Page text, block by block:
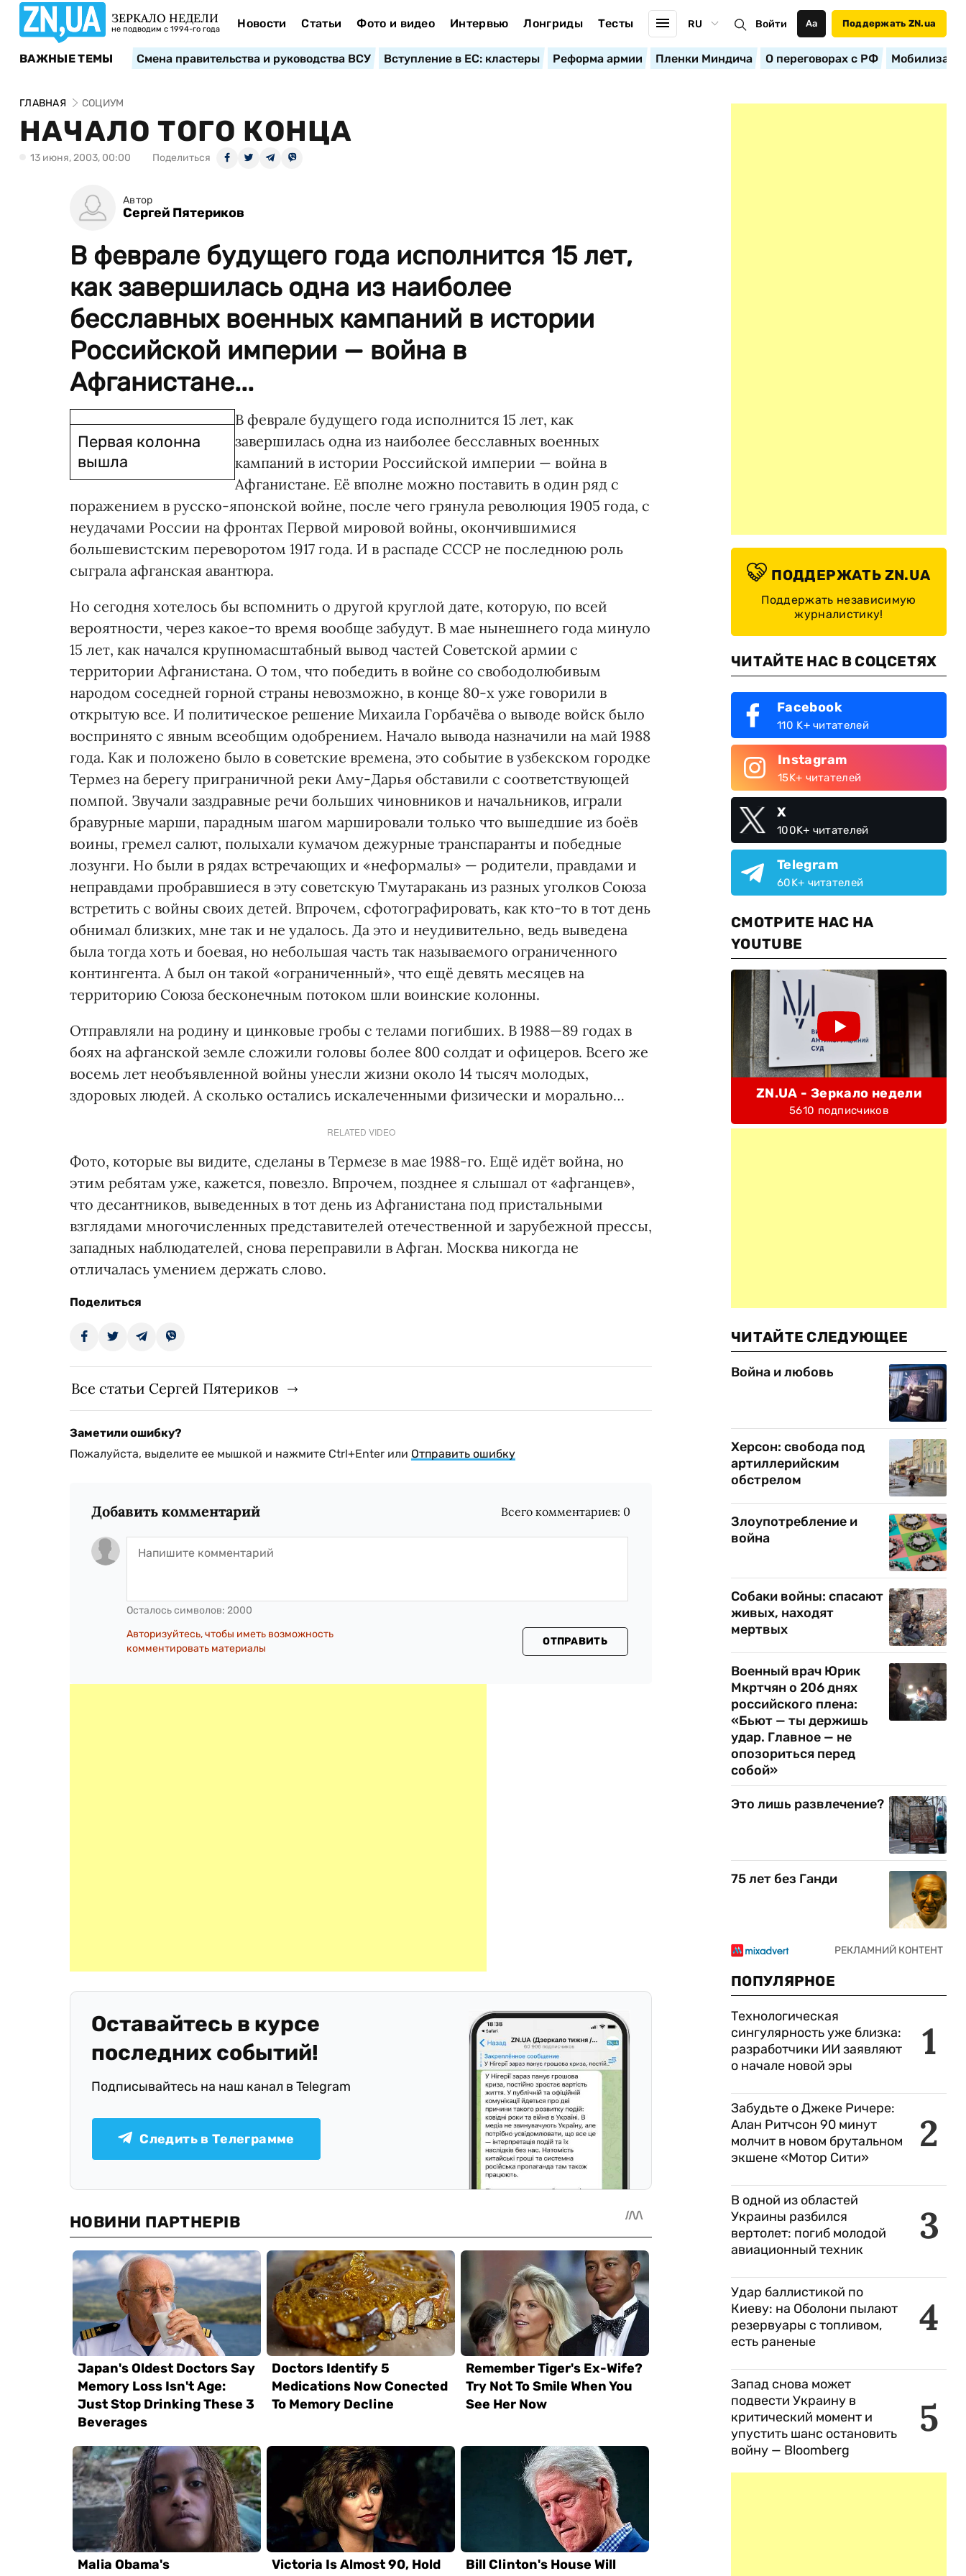
ЗЕРКАЛО НЕДЕЛИ
не подводим с 1994-го года Новости Статьи Фото и видео Интервью Лонгриды Тесты RU Войти Аа Поддержать ZN.ua
ВАЖНЫЕ ТЕМЫ Смена правительства и руководства ВСУ Вступление в ЕС: кластеры Реформа армии Пленки Миндича О переговорах с РФ
ГЛАВНАЯ СОЦИУМ
НАЧАЛО ТОГО КОНЦА
13 июня, 2003, 00:00 Поделиться
Автор
Сергей Пятериков
В феврале будущего года исполнится 15 лет,
как завершилась одна из наиболее
бесславных военных кампаний в истории
Российской империи — война в
Афганистане...
Первая колонна
вышла
В феврале будущего года исполнится 15 лет, как
завершилась одна из наиболее бесславных военных
кампаний в истории Российской империи — война в
Афганистане. Её вполне можно поставить в один ряд с
поражением в русско-японской войне, после чего грянула революция 1905 года, с
неудачами России на фронтах Первой мировой войны, окончившимися
большевистским переворотом 1917 года. И в распаде СССР не последнюю роль
сыграла афганская авантюра.
Но сегодня хотелось бы вспомнить о другой круглой дате, которую, по всей
вероятности, через какое-то время вообще забудут. В мае нынешнего года минуло
15 лет, как начался крупномасштабный вывод частей Советской армии с
территории Афганистана. О том, что победить в войне со свободолюбивым
народом соседней горной страны невозможно, в конце 80-х уже говорили в
открытую все. И политическое решение Михаила Горбачёва о выводе войск было
воспринято с явным всеобщим одобрением. Начало вывода назначили на май 1988
года. Как и положено было в советские времена, это событие в узбекском городке
Термез на берегу приграничной реки Аму-Дарья обставили с соответствующей
помпой. Звучали заздравные речи больших чиновников и начальников, играли
бравурные марши, парадным шагом маршировали только что вышедшие из боёв
воины, гремел салют, полыхали кумачом дежурные транспаранты и победные
лозунги. Но были в рядах встречающих и «неформалы» — родители, правдами и
неправдами пробравшиеся в эту советскую Тмутаракань из разных уголков Союза
встретить с войны своих детей. Впрочем, сфотографировать, как кто-то в тот день
обнимал близких, мне так и не удалось. Да это и неудивительно, ведь выведена
была тогда хоть и боевая, но небольшая часть так называемого ограниченного
контингента. А был он такой «ограниченный», что ещё девять месяцев на
территорию Союза бесконечным потоком шли воинские колонны.
Отправляли на родину и цинковые гробы с телами погибших. В 1988—89 годах в
боях на афганской земле сложили головы более 800 солдат и офицеров. Всего же
восемь лет необъявленной войны унесли жизни около 14 тысяч молодых,
здоровых людей. А сколько остались искалеченными физически и морально…
RELATED VIDEO
Фото, которые вы видите, сделаны в Термезе в мае 1988-го. Ещё идёт война, но
этим ребятам уже, кажется, повезло. Впрочем, позднее я слышал от «афганцев»,
что десантников, выведенных в тот день из Афганистана под пристальными
взглядами многочисленных представителей отечественной и зарубежной прессы,
западных наблюдателей, снова переправили в Афган. Москва никогда не
отличалась умением держать слово.
Поделиться
Все статьи Сергей Пятериков
Заметили ошибку?
Пожалуйста, выделите ее мышкой и нажмите Ctrl+Enter или Отправить ошибку
Добавить комментарий Всего комментариев: 0
Осталось символов: 2000
Авторизуйтесь, чтобы иметь возможность
комментировать материалы
ОТПРАВИТЬ
Оставайтесь в курсе
последних событий!
Подписывайтесь на наш канал в Telegram
Следить в Телеграмме
ПОДДЕРЖАТЬ ZN.UA
Поддержать независимую
журналистику!
ЧИТАЙТЕ НАС В СОЦСЕТЯХ
Facebook
110 K+ читателей
Instagram
15K+ читателей
X
100K+ читателей
Telegram
60K+ читателей
СМОТРИТЕ НАС НА
YOUTUBE
ZN.UA - Зеркало недели
5610 подписчиков
ЧИТАЙТЕ СЛЕДУЮЩЕЕ
Война и любовь
Херсон: свобода под
артиллерийским
обстрелом
Злоупотребление и
война
Собаки войны: спасают
живых, находят
мертвых
Военный врач Юрик
Мкртчян о 206 днях
российского плена:
«Бьют — ты держишь
удар. Главное — не
опозориться перед
собой»
Это лишь развлечение?
75 лет без Ганди
ПОПУЛЯРНОЕ
1
Технологическая
сингулярность уже близка:
разработчики ИИ заявляют
о начале новой эры
2
Забудьте о Джеке Ричере:
Алан Ритчсон 90 минут
молчит в новом брутальном
экшене «Мотор Сити»
3
В одной из областей
Украины разбился
вертолет: погиб молодой
авиационный техник
4
Удар баллистикой по
Киеву: на Оболони пылают
резервуары с топливом,
есть раненые
5
Запад снова может
подвести Украину в
критический момент и
упустить шанс остановить
войну — Bloomberg